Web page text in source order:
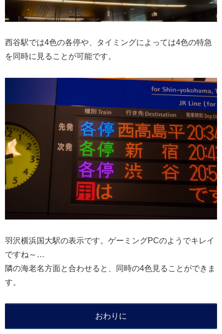
西谷駅では4色の各停や、タイミングによっては4色の特急
を同時に見ることが可能です。
羽沢横浜国大駅の表示です。ゲーミングPCのようでキレイ
ですね～…
隣の海老名方面と合わせると、同時の4色見ることができま
す。
おわりに